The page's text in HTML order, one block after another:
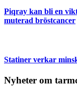
Piqray kan bli en
muterad bröstcancer
Statiner verkar
Nyheter om